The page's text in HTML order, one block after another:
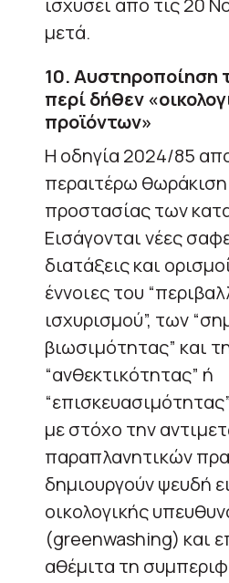
μετά.
10. Αυστηροποίηση
περί δήθεν
προϊόντων»
Η οδηγία 2024/85
περαιτέρω
προστασίας των
Εισάγονται νέες
διατάξεις και
έννοιες του
ισχυρισμού”, των
βιωσιμότητας” και
“ανθεκτικότητας” ή
με στόχο την
παραπλανητικών
δημιουργούν ψευδή
οικολογικής
(greenwashing) και
αθέμιτα τη